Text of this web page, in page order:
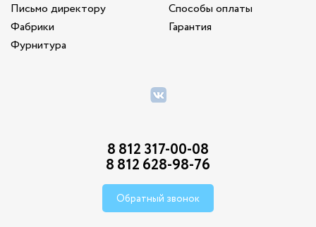
Письмо директору
Фабрики
Фурнитура
Способы оплаты
Гарантия
8 812 317-00-08
8 812 628-98-76
Обратный звонок